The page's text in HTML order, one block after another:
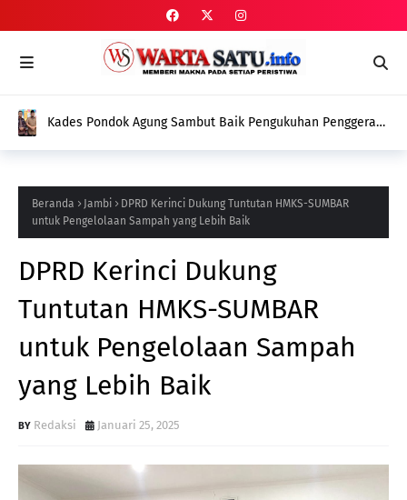
Kades Pondok Agung Sambut Baik Pengukuhan Penggerak
Beranda Jambi
DPRD Kerinci Dukung Tuntutan HMKS-SUMBAR
untuk Pengelolaan Sampah yang Lebih Baik
DPRD Kerinci Dukung
Tuntutan HMKS-SUMBAR
untuk Pengelolaan Sampah
yang Lebih Baik
Redaksi Januari 25, 2025